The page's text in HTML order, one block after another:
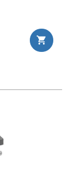
shopping_cart